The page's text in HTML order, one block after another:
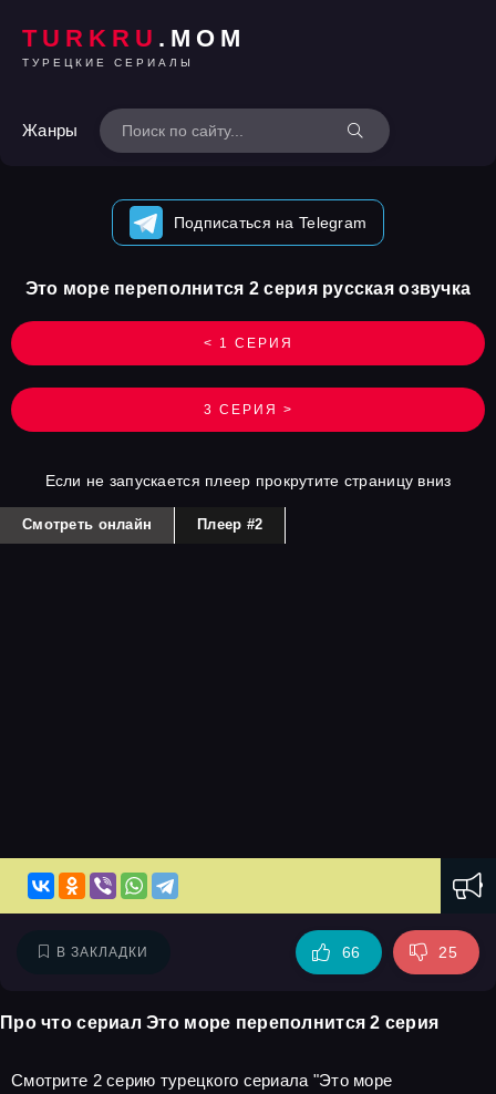
TURKRU .MOM
ТУРЕЦКИЕ СЕРИАЛЫ
Жанры
Подписаться на Telegram
< 1 СЕРИЯ
Это море переполнится 2 серия русская озвучка
3 СЕРИЯ >
Если не запускается плеер прокрутите страницу вниз
Смотреть онлайн Плеер #2
В ЗАКЛАДКИ 66 25
Про что сериал Это море переполнится 2 серия
Смотрите 2 серию турецкого сериала "Это море